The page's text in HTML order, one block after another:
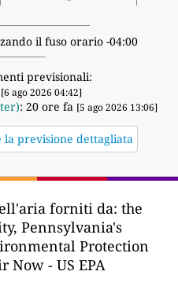
il fuso orario -04:00
previsionali:
[6 ago 2026 04:42]
: 20 ore fa [5 ago 2026 13:06]
previsione dettagliata
forniti da: the
Pennsylvania's
Protection
Now - US EPA